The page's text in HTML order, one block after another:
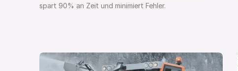
spart 90% an Zeit und minimiert Fehler.